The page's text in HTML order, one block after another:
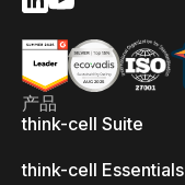
产品
think-cell Suite
think-cell Essentials